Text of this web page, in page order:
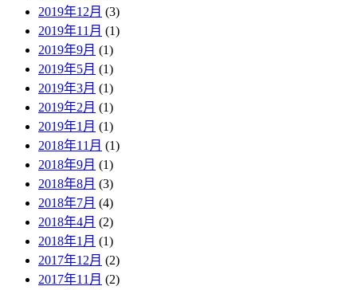
2019年12月 (3)
2019年11月 (1)
2019年9月 (1)
2019年5月 (1)
2019年3月 (1)
2019年2月 (1)
2019年1月 (1)
2018年11月 (1)
2018年9月 (1)
2018年8月 (3)
2018年7月 (4)
2018年4月 (2)
2018年1月 (1)
2017年12月 (2)
2017年11月 (2)